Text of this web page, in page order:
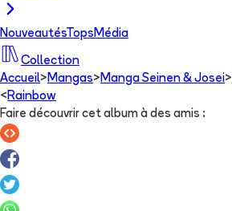
NouveautésTops Média
Collection
Accueil> Mangas> Manga Seinen & Josei>
< Rainbow
Faire découvrir cet album à des amis :